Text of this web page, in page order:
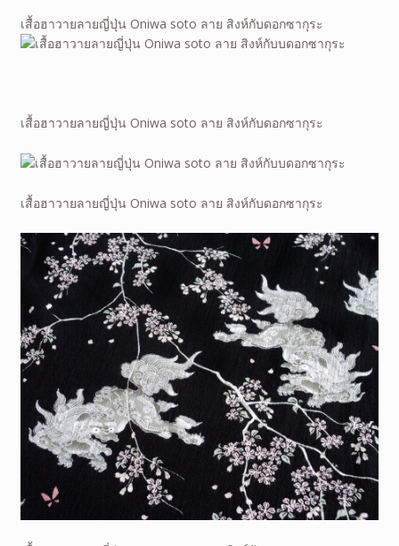
เสื้อฮาวายลายญี่ปุ่น Oniwa soto ลาย สิงห์กับดอกซากุระ
เสื้อฮาวายลายญี่ปุ่น Oniwa soto ลาย สิงห์กับดอกซากุระ
เสื้อฮาวายลายญี่ปุ่น Oniwa soto ลาย สิงห์กับดอกซากุระ